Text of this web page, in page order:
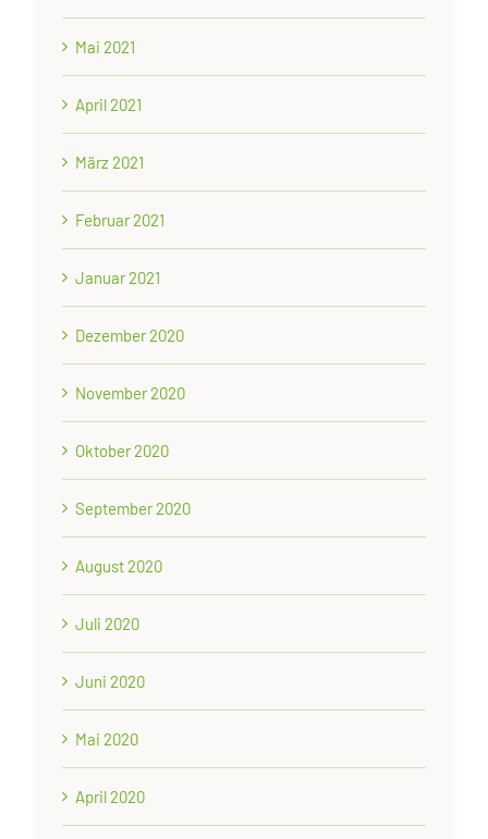
Mai 2021
April 2021
März 2021
Februar 2021
Januar 2021
Dezember 2020
November 2020
Oktober 2020
September 2020
August 2020
Juli 2020
Juni 2020
Mai 2020
April 2020